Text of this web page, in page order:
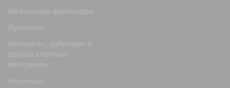
Мебельная фурнитура
Пуговицы
Флизелин, дублерин и
другие клеевые
материалы
Ножницы